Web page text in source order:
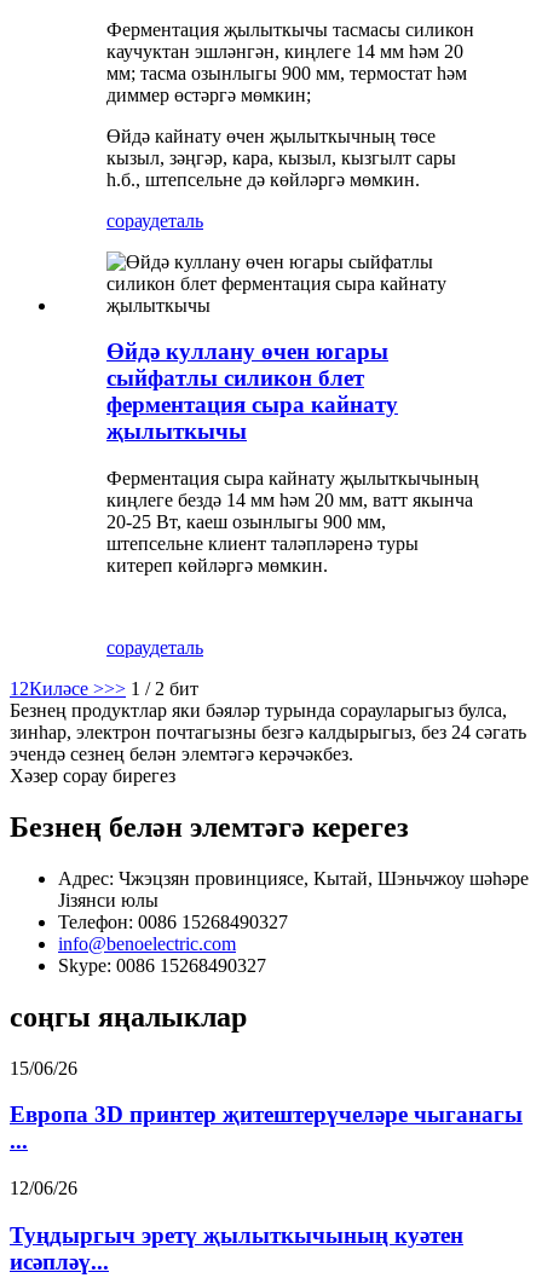
Ферментация җылыткычы тасмасы силикон
каучуктан эшләнгән, киңлеге 14 мм һәм 20
мм; тасма озынлыгы 900 мм, термостат һәм
диммер өстәргә мөмкин;
Өйдә кайнату өчен җылыткычның төсе
кызыл, зәңгәр, кара, кызыл, кызгылт сары
һ.б., штепсельне дә көйләргә мөмкин.
сораудеталь
Өйдә куллану өчен югары
сыйфатлы силикон блет
ферментация сыра кайнату
җылыткычы
Ферментация сыра кайнату җылыткычының
киңлеге бездә 14 мм һәм 20 мм, ватт якынча
20-25 Вт, каеш озынлыгы 900 мм,
штепсельне клиент таләпләренә туры
китереп көйләргә мөмкин.
сораудеталь
1 2Киләсе >>> 1 / 2 бит
Безнең продуктлар яки бәяләр турында сорауларыгыз булса,
зинһар, электрон почтагызны безгә калдырыгыз, без 24 сәгать
эчендә сезнең белән элемтәгә керәчәкбез.
Хәзер сорау бирегез
Безнең белән элемтәгә керегез
Адрес: Чжэцзян провинциясе, Кытай, Шэньчжоу шәһәре
Jiзянси юлы
Телефон: 0086 15268490327
info@benoelectric.com
Skype: 0086 15268490327
соңгы яңалыклар
15/06/26
Европа 3D принтер җитештерүчеләре чыганагы
...
12/06/26
Туңдыргыч эретү җылыткычының куәтен
исәпләү...